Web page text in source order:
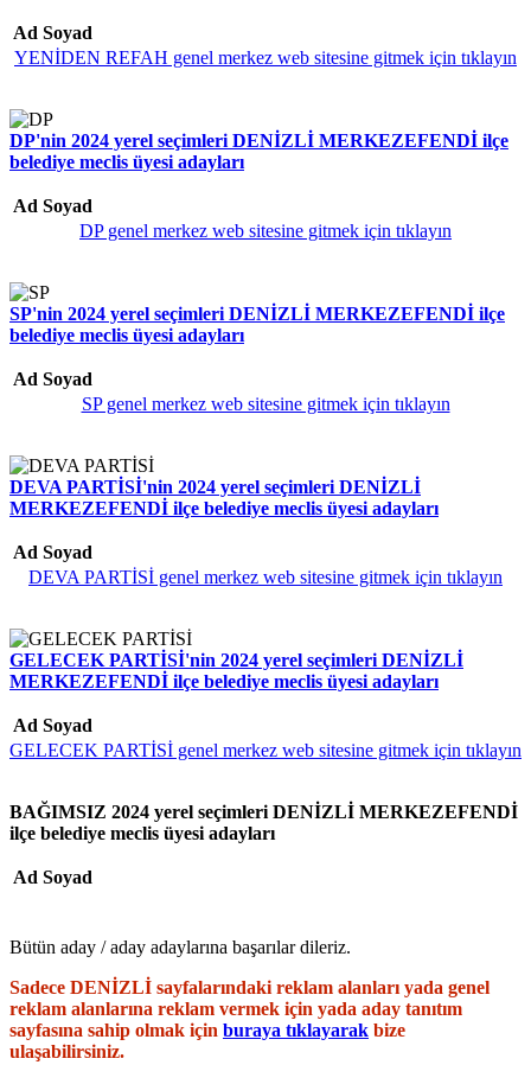
Ad Soyad
YENİDEN REFAH genel merkez web sitesine gitmek için tıklayın
DP'nin 2024 yerel seçimleri DENİZLİ MERKEZEFENDİ ilçe
belediye meclis üyesi adayları
Ad Soyad
DP genel merkez web sitesine gitmek için tıklayın
SP'nin 2024 yerel seçimleri DENİZLİ MERKEZEFENDİ ilçe
belediye meclis üyesi adayları
Ad Soyad
SP genel merkez web sitesine gitmek için tıklayın
DEVA PARTİSİ'nin 2024 yerel seçimleri DENİZLİ
MERKEZEFENDİ ilçe belediye meclis üyesi adayları
Ad Soyad
DEVA PARTİSİ genel merkez web sitesine gitmek için tıklayın
GELECEK PARTİSİ'nin 2024 yerel seçimleri DENİZLİ
MERKEZEFENDİ ilçe belediye meclis üyesi adayları
Ad Soyad
GELECEK PARTİSİ genel merkez web sitesine gitmek için tıklayın
BAĞIMSIZ 2024 yerel seçimleri DENİZLİ MERKEZEFENDİ
ilçe belediye meclis üyesi adayları
Ad Soyad
Bütün aday / aday adaylarına başarılar dileriz.
Sadece DENİZLİ sayfalarındaki reklam alanları yada genel
reklam alanlarına reklam vermek için yada aday tanıtım
sayfasına sahip olmak için buraya tıklayarak bize
ulaşabilirsiniz.